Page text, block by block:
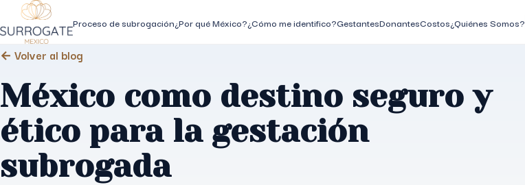
Proceso de subrogación¿Por qué México?¿Cómo me identifico?GestantesDonantesCostos¿Quiénes Somos?
← Volver al blog
México como destino seguro y
ético para la gestación
subrogada